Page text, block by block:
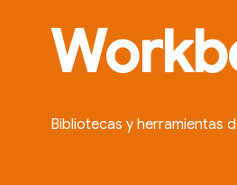
Bibliotecas y herramientas